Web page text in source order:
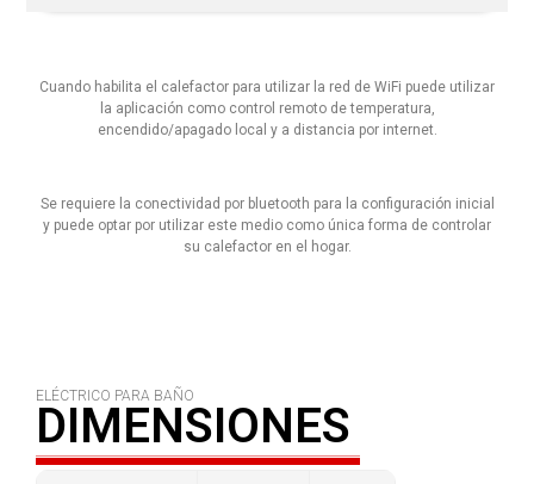
Cuando habilita el calefactor para utilizar la red de WiFi puede utilizar
la aplicación como control remoto de temperatura,
encendido/apagado local y a distancia por internet.
Se requiere la conectividad por bluetooth para la configuración inicial
y puede optar por utilizar este medio como única forma de controlar
su calefactor en el hogar.
ELÉCTRICO PARA BAÑO
DIMENSIONES